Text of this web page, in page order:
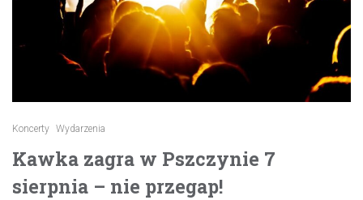
Koncerty Wydarzenia
Kawka zagra w Pszczynie 7
sierpnia – nie przegap!